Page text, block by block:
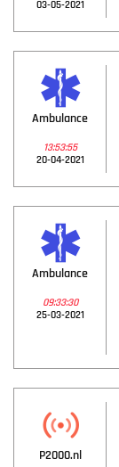
03-05-2021
Ambulance
13:53:55
20-04-2021
Ambulance
09:33:30
25-03-2021
P2000.nl